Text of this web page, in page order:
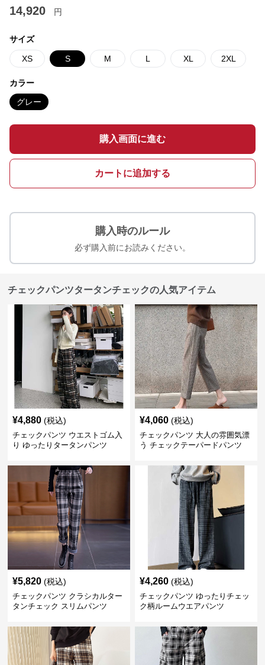
14,920 円
サイズ
XS S M L XL 2XL
カラー
グレー
購入画面に進む
カートに追加する
購入時のルール
必ず購入前にお読みください。
チェックパンツタータンチェックの人気アイテム
¥4,880 (税込)
チェックパンツ ウエストゴム入
り ゆったりタータンパンツ
¥4,060 (税込)
チェックパンツ 大人の雰囲気漂
う チェックテーパードパンツ
¥5,820 (税込)
チェックパンツ クラシカルター
タンチェック スリムパンツ
¥4,260 (税込)
チェックパンツ ゆったりチェッ
ク柄ルームウエアパンツ